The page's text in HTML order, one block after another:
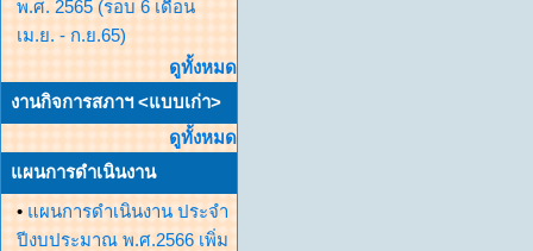
พ.ศ. 2565 (รอบ 6 เดือน
เม.ย. - ก.ย.65)
ดูทั้งหมด
งานกิจการสภาฯ <แบบเก่า>
ดูทั้งหมด
แผนการดำเนินงาน
• แผนการดำเนินงาน ประจำ
ปีงบประมาณ พ.ศ.2566 เพิ่ม